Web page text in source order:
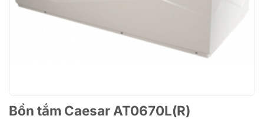
Bồn tắm Caesar AT0670L(R)